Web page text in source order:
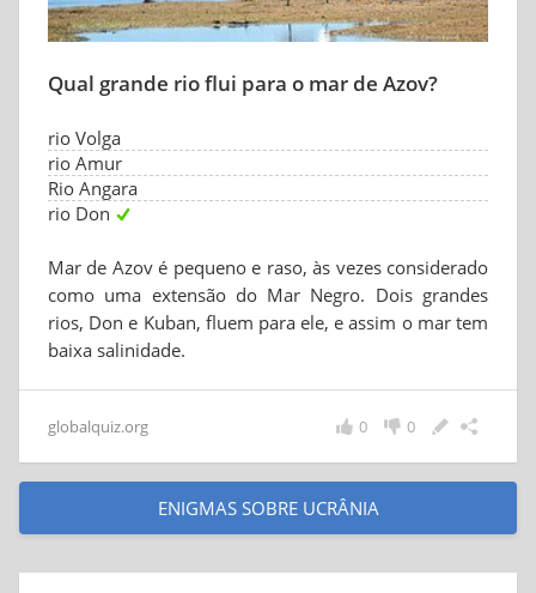
Qual grande rio flui para o mar de Azov?
rio Volga
rio Amur
Rio Angara
rio Don
Mar de Azov é pequeno e raso, às vezes considerado
como uma extensão do Mar Negro. Dois grandes
rios, Don e Kuban, fluem para ele, e assim o mar tem
baixa salinidade.
globalquiz.org 0
0
ENIGMAS SOBRE UCRÂNIA